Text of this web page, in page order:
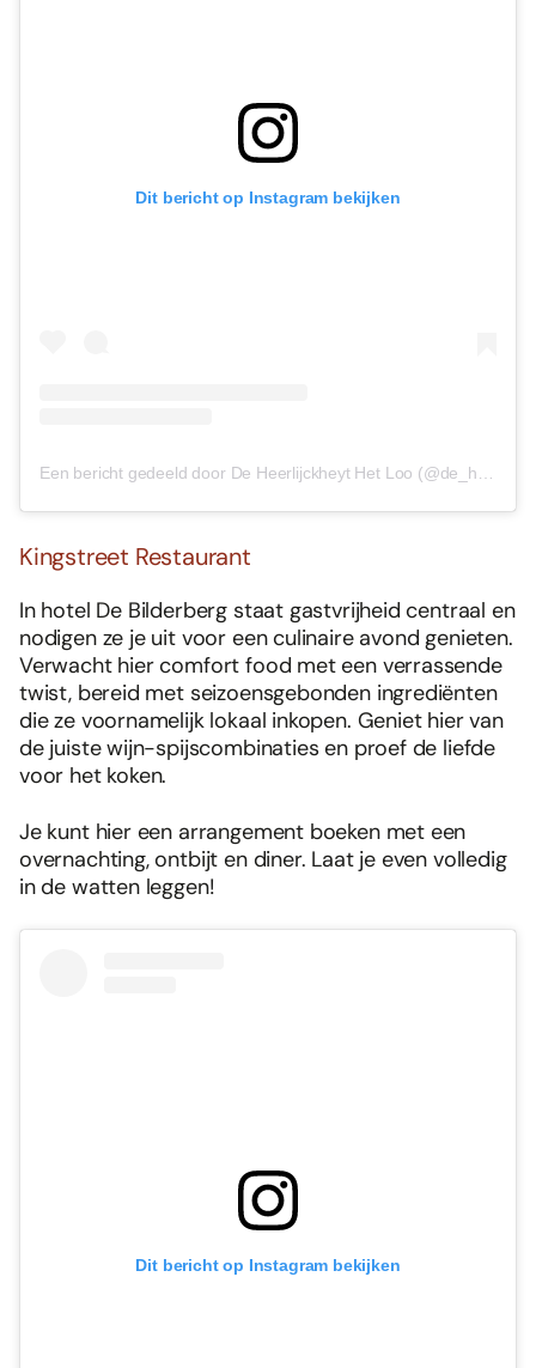
Dit bericht op Instagram bekijken
Kingstreet Restaurant
In hotel De Bilderberg staat gastvrijheid centraal en
nodigen ze je uit voor een culinaire avond genieten.
Verwacht hier comfort food met een verrassende
twist, bereid met seizoensgebonden ingrediënten
die ze voornamelijk lokaal inkopen. Geniet hier van
de juiste wijn-spijscombinaties en proef de liefde
voor het koken.
Je kunt hier een arrangement boeken met een
overnachting, ontbijt en diner. Laat je even volledig
in de watten leggen!
Dit bericht op Instagram bekijken